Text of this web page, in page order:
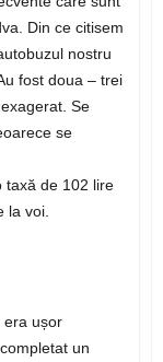
Din ce citisem
nostru
fost doua – trei
Se
se
taxă de 102 lire
la voi.
era ușor
un